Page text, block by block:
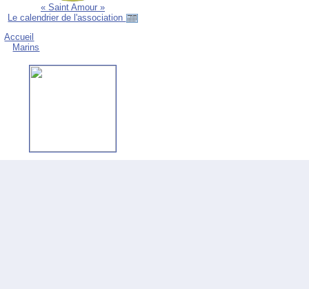
« Saint Amour »
Le calendrier de l'association
Accueil
Marins